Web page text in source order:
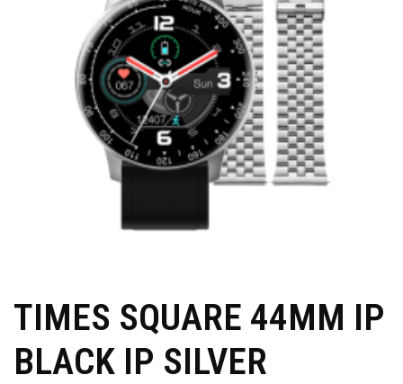
TIMES SQUARE 44MM IP
BLACK IP SILVER